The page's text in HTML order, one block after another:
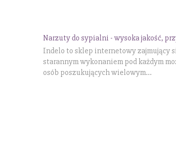
Narzuty do sypialni - wysoka jakość,
Indelo to sklep internetowy zajmujący
starannym wykonaniem pod każdym
osób poszukujących wielowym...